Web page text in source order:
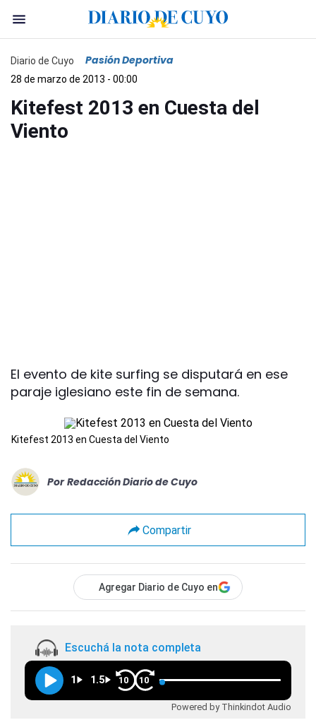
Diario de Cuyo Pasión Deportiva
28 de marzo de 2013 - 00:00
Kitefest 2013 en Cuesta del
Viento
El evento de kite surfing se disputará en ese
paraje iglesiano este fin de semana.
Kitefest 2013 en Cuesta del Viento
Por Redacción Diario de Cuyo
Compartir
Agregar Diario de Cuyo en
Escuchá la nota completa
1 1.5 10 10
Powered by Thinkindot Audio